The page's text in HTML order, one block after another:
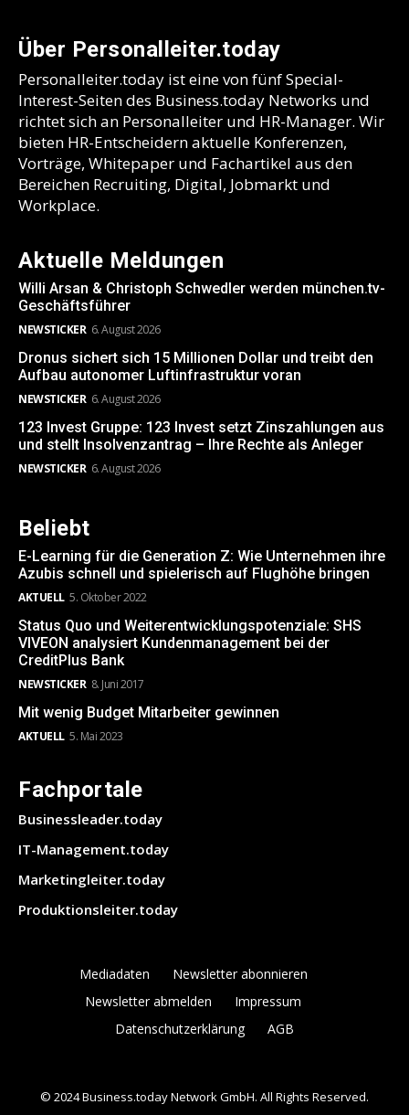
Über Personalleiter.today
Personalleiter.today ist eine von fünf Special-
Interest-Seiten des Business.today Networks und
richtet sich an Personalleiter und HR-Manager. Wir
bieten HR-Entscheidern aktuelle Konferenzen,
Vorträge, Whitepaper und Fachartikel aus den
Bereichen Recruiting, Digital, Jobmarkt und
Workplace.
Aktuelle Meldungen
Willi Arsan & Christoph Schwedler werden münchen.tv-
Geschäftsführer
NEWSTICKER 6. August 2026
Dronus sichert sich 15 Millionen Dollar und treibt den
Aufbau autonomer Luftinfrastruktur voran
NEWSTICKER 6. August 2026
123 Invest Gruppe: 123 Invest setzt Zinszahlungen aus
und stellt Insolvenzantrag – Ihre Rechte als Anleger
NEWSTICKER 6. August 2026
Beliebt
E-Learning für die Generation Z: Wie Unternehmen ihre
Azubis schnell und spielerisch auf Flughöhe bringen
AKTUELL 5. Oktober 2022
Status Quo und Weiterentwicklungspotenziale: SHS
VIVEON analysiert Kundenmanagement bei der
CreditPlus Bank
NEWSTICKER 8. Juni 2017
Mit wenig Budget Mitarbeiter gewinnen
AKTUELL 5. Mai 2023
Fachportale
Businessleader.today
IT-Management.today
Marketingleiter.today
Produktionsleiter.today
Mediadaten
Newsletter abonnieren
Newsletter abmelden
Impressum
Datenschutzerklärung
AGB
© 2024 Business.today Network GmbH. All Rights Reserved.